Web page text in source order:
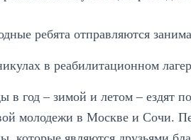
ребята отправляются
в реабилитационном
в год – зимой и летом – ездят
молодежи в Москве и Сочи.